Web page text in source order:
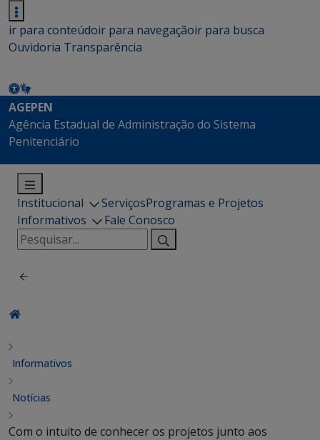
ir para conteúdoir para navegaçãoir para busca
Ouvidoria Transparência
AGEPEN
Agência Estadual de Administração do Sistema
Penitenciário
Institucional ServiçosProgramas e Projetos
Informativos
Fale Conosco
Pesquisar
por:
Informativos
Notícias
Com o intuito de conhecer os projetos junto aos